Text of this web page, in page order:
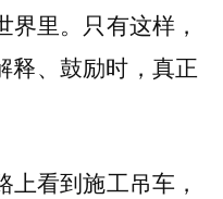
里。只有这样，
释、鼓励时，真正
看到施工吊车，